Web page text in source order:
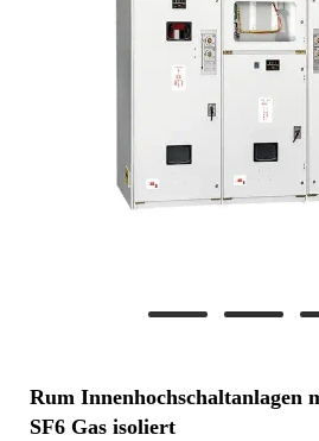
Rum Innenhochschaltanlagen
SF6 Gas isoliert